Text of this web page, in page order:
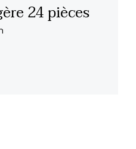
24 pièces